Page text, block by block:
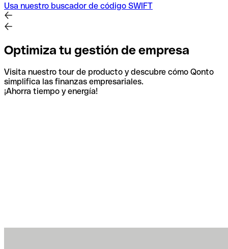
Usa nuestro buscador de código SWIFT
Optimiza tu gestión de empresa
Visita nuestro tour de producto y descubre cómo Qonto
simplifica las finanzas empresariales.
¡Ahorra tiempo y energía!